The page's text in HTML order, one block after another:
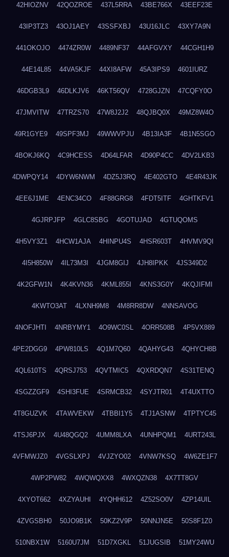
42HIOZNV 42QOZROE 437L5RRA 43BE766X 43EEF23E
43IP3TZ3 43OJ1AEY 43SSFXBJ 43U16JLC 43XY7A9N
441OKOJO 4474ZR0W 4489NF37 44AFGVXY 44CGH1H9
44E14L85 44VA5KJF 44XI8AFW 45A3IPS9 4601IURZ
46DGB3L9 46DLKJV6 46KT56QV 4728GJZN 47CQFY0O
47JMVITW 47TRZS70 47W8J2J2 48QJBQ0X 49MZ8W4O
49R1GYE9 49SPF3MJ 49WWVPJU 4B13IA3F 4B1N5SGO
4BOKJ6KQ 4C9HCESS 4D64LFAR 4D90P4CC 4DV2LKB3
4DWPQY14 4DYW6NWM 4DZ5J3RQ 4E402GTO 4E4R43JK
4EE6J1ME 4ENC34CO 4F88GRG8 4FDT5ITF 4GHTKFV1
4GJRPJFP 4GLC8SBG 4GOTUJAD 4GTUQOMS
4H5VY3Z1 4HCW1AJA 4HINPU4S 4HSR603T 4HVMV9QI
4I5H850W 4IL73M3I 4JGM8GIJ 4JH8IPKK 4JS349D2
4K2GFW1N 4K4KVN36 4KML855I 4KNS3G0Y 4KQJIFMI
4KWTO3AT 4LXNH9M8 4M8RR8DW 4NNSAVOG
4NOFJHTI 4NRBYMY1 4O9WC0SL 4ORR508B 4P5VX889
4PE2DGG9 4PW810LS 4Q1M7Q60 4QAHYG43 4QHYCH8B
4QL610TS 4QRSJ753 4QVTMIC5 4QXRDQN7 4S31TENQ
4SGZZGF9 4SHI3FUE 4SRMCB32 4SYJTR01 4T4UXTTO
4T8GUZVK 4TAWVEKW 4TBBI1Y5 4TJ1ASNW 4TPTYC45
4TSJ6PJX 4U48QGQ2 4UMM8LXA 4UNHPQM1 4URT243L
4VFMWJZ0 4VGSLXPJ 4VJZYO02 4VNW7KSQ 4W6ZE1F7
4WP2PW82 4WQWQXX8 4WXQZN38 4X7TT8GV
4XYOT662 4XZYAUHI 4YQHH612 4Z52SO0V 4ZP14UIL
4ZVGSBH0 50JO9B1K 50KZ2V9P 50NNJN5E 50S8F1Z0
510NBX1W 5160U7JM 51D7XGKL 51JUGSIB 51MY24WU